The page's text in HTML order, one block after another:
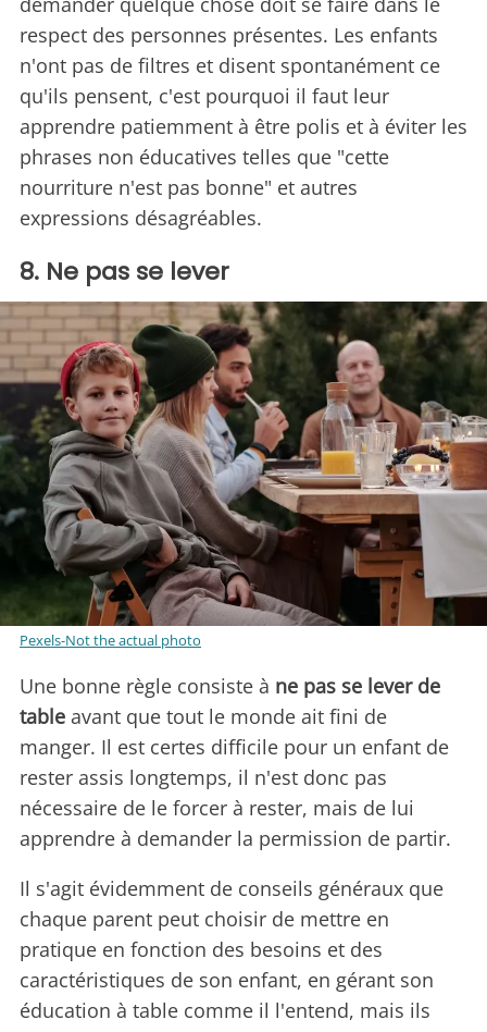
respect des personnes présentes. Les enfants
n'ont pas de filtres et disent spontanément ce
qu'ils pensent, c'est pourquoi il faut leur
apprendre patiemment à être polis et à éviter les
phrases non éducatives telles que "cette
nourriture n'est pas bonne" et autres
expressions désagréables.
8. Ne pas se lever
Pexels-Not the actual photo
Une bonne règle consiste à ne pas se lever de
table avant que tout le monde ait fini de
manger. Il est certes difficile pour un enfant de
rester assis longtemps, il n'est donc pas
nécessaire de le forcer à rester, mais de lui
apprendre à demander la permission de partir.
Il s'agit évidemment de conseils généraux que
chaque parent peut choisir de mettre en
pratique en fonction des besoins et des
caractéristiques de son enfant, en gérant son
éducation à table comme il l'entend, mais ils